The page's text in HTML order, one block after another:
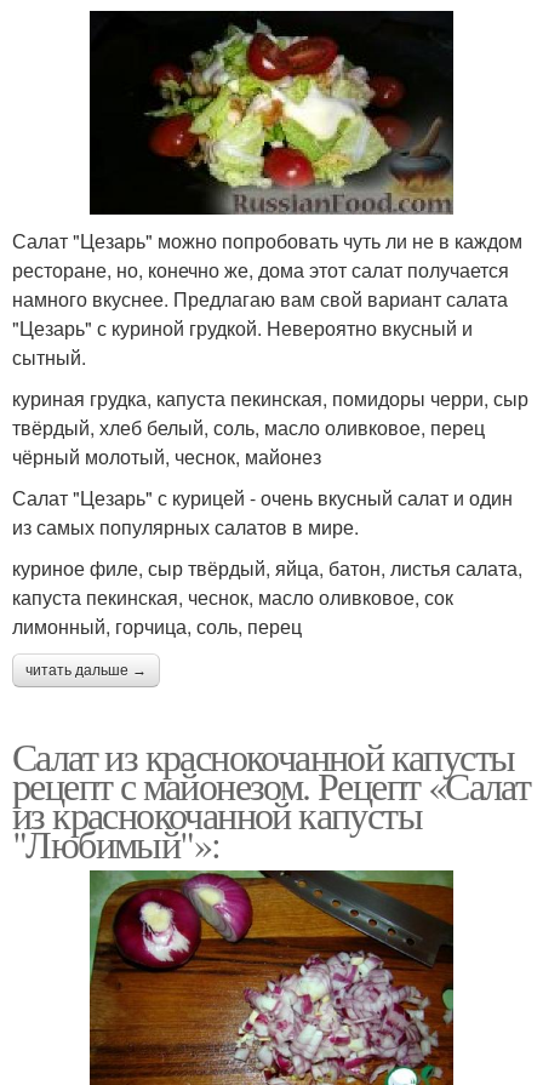
Салат "Цезарь" можно попробовать чуть ли не в каждом
ресторане, но, конечно же, дома этот салат получается
намного вкуснее. Предлагаю вам свой вариант салата
"Цезарь" с куриной грудкой. Невероятно вкусный и
сытный.
куриная грудка, капуста пекинская, помидоры черри, сыр
твёрдый, хлеб белый, соль, масло оливковое, перец
чёрный молотый, чеснок, майонез
Салат "Цезарь" с курицей - очень вкусный салат и один
из самых популярных салатов в мире.
куриное филе, сыр твёрдый, яйца, батон, листья салата,
капуста пекинская, чеснок, масло оливковое, сок
лимонный, горчица, соль, перец
читать дальше →
Салат из краснокочанной капусты
рецепт с майонезом. Рецепт «Салат
из краснокочанной капусты
"Любимый"»: